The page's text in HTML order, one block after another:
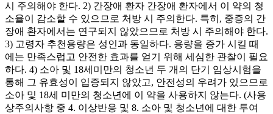
시 주의해야 한다. 2) 간장애 환자 간장애 환자에서 이 약의 청
소율이 감소할 수 있으므로 처방 시 주의한다. 특히, 중증의 간
장애 환자에서는 연구되지 않았으므로 처방 시 주의해야 한다.
3) 고령자 추천용량은 성인과 동일하다. 용량을 증가 시킬 때
에는 만족스럽고 안전한 효과를 얻기 위해 세심한 관찰이 필요
하다. 4) 소아 및 18세미만의 청소년 두 개의 단기 임상시험을
통해 그 유효성이 입증되지 않았고, 안전성의 우려가 있으므로
소아 및 18세 미만의 청소년에 이 약을 사용하지 않는다. (사용
상주의사항 중 4. 이상반응 및 8. 소아 및 청소년에 대한 투여